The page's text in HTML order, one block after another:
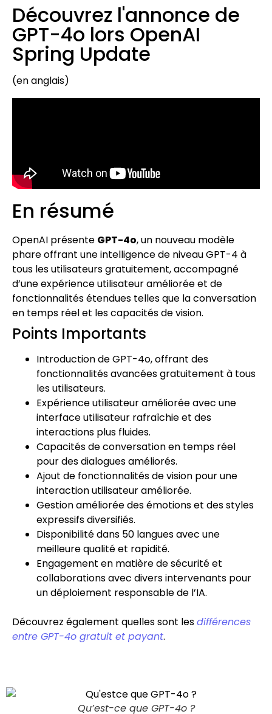
Découvrez l'annonce de
GPT-4o lors OpenAI
Spring Update
(en anglais)
En résumé
OpenAI présente GPT-4o, un nouveau modèle
phare offrant une intelligence de niveau GPT-4 à
tous les utilisateurs gratuitement, accompagné
d’une expérience utilisateur améliorée et de
fonctionnalités étendues telles que la conversation
en temps réel et les capacités de vision.
Points Importants
Introduction de GPT-4o, offrant des
fonctionnalités avancées gratuitement à tous
les utilisateurs.
Expérience utilisateur améliorée avec une
interface utilisateur rafraîchie et des
interactions plus fluides.
Capacités de conversation en temps réel
pour des dialogues améliorés.
Ajout de fonctionnalités de vision pour une
interaction utilisateur améliorée.
Gestion améliorée des émotions et des styles
expressifs diversifiés.
Disponibilité dans 50 langues avec une
meilleure qualité et rapidité.
Engagement en matière de sécurité et
collaborations avec divers intervenants pour
un déploiement responsable de l’IA.
Découvrez également quelles sont lesdifférences
entre GPT-4o gratuit et payant.
Qu’est-ce que GPT-4o ?